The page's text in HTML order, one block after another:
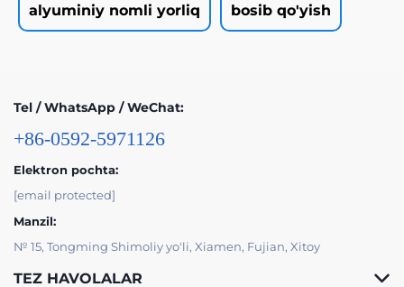
alyuminiy nomli yorliq bosib qo'yish
Tel / WhatsApp / WeChat:
+86-0592-5971126
Elektron pochta:
[email protected]
Manzil:
№ 15, Tongming Shimoliy yo'li, Xiamen, Fujian, Xitoy
TEZ HAVOLALAR